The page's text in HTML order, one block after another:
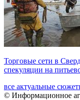
Торговые сети в
спекуляции на
все актуальные
© Информационное